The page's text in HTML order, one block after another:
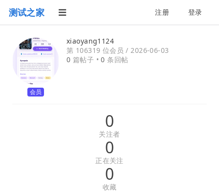
测试之家 注册 登录
会员
xiaoyang1124
第 106319 位会员 /2026-06-03
0 篇帖子 •0 条回帖
0
关注者
0
正在关注
0
收藏